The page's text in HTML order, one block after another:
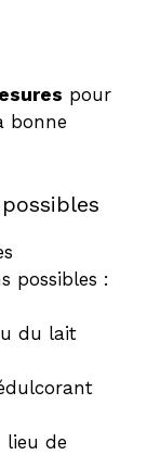
pour
bonne
possibles :
du lait
lieu de